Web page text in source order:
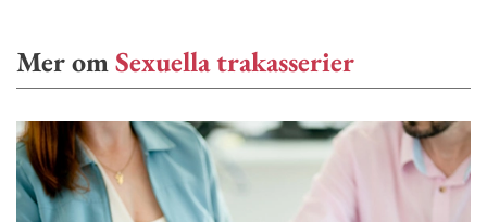
Mer omSexuella trakasserier